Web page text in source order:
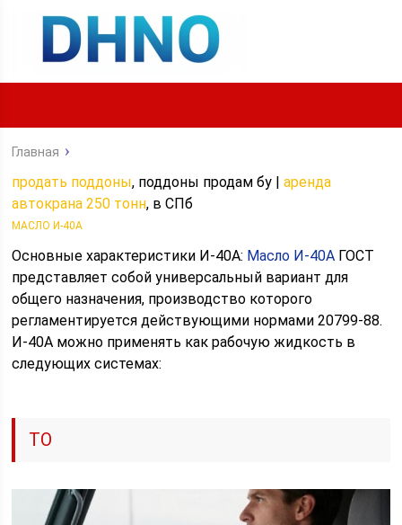
Главная
продать поддоны, поддоны продам бу |аренда
автокрана 250 тонн, в СПб
МАСЛО И-40А
Основные характеристики И-40А: Масло И-40А ГОСТ
представляет собой универсальный вариант для
общего назначения, производство которого
регламентируется действующими нормами 20799-88.
И-40А можно применять как рабочую жидкость в
следующих системах:
ТО